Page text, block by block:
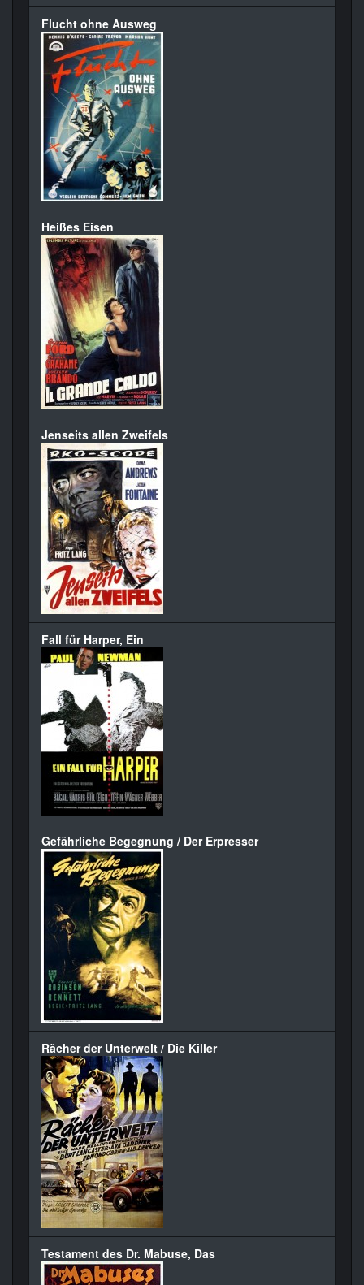
Flucht ohne Ausweg
Heißes Eisen
Jenseits allen Zweifels
Fall für Harper, Ein
Gefährliche Begegnung / Der Erpresser
Rächer der Unterwelt / Die Killer
Testament des Dr. Mabuse, Das